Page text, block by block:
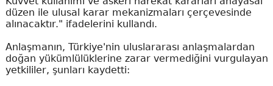
düzen ile ulusal karar mekanizmaları çerçevesinde
alınacaktır." ifadelerini kullandı.
Anlaşmanın, Türkiye'nin uluslararası anlaşmalardan
doğan yükümlülüklerine zarar vermediğini vurgulayan
yetkililer, şunları kaydetti: